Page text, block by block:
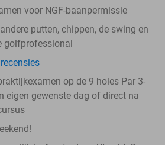
voor NGF-baanpermissie
putten, chippen, de swing en
golfprofessional
op de 9 holes Par 3-
eigen gewenste dag of direct na